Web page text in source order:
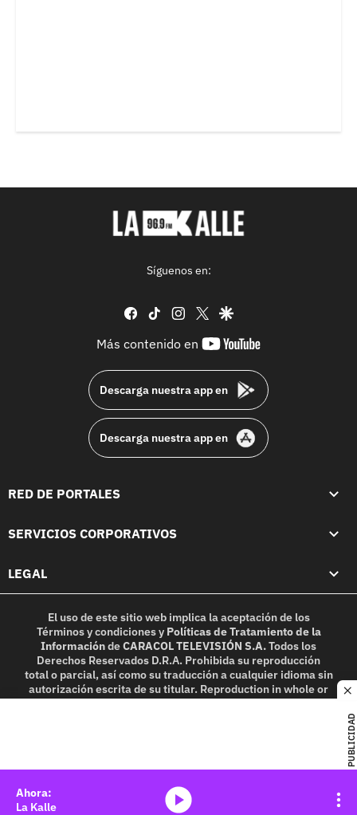
PUBLICIDAD
Síguenos en:
facebook
tiktok instagram
twittergoogle
Más contenido en
youtube-
Descarga nuestra app en
Descarga nuestra app en
RED DE PORTALES
SERVICIOS CORPORATIVOS
LEGAL
El uso de este sitio web implica la aceptación de los
Términos y condicionesy Políticas de Tratamiento de la
InformacióndeCARACOL TELEVISIÓN S.A.Todos los
Derechos Reservados D.R.A. Prohibida su reproducción
total o parcial, así como su traducción a cualquier idioma sin
autorización escrita de su titular. Reproduction in whole or
in part, or translation without written permission is
La Kalle